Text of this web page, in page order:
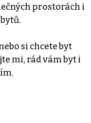
prostorách i
si chcete byt
mi, rád vám byt i